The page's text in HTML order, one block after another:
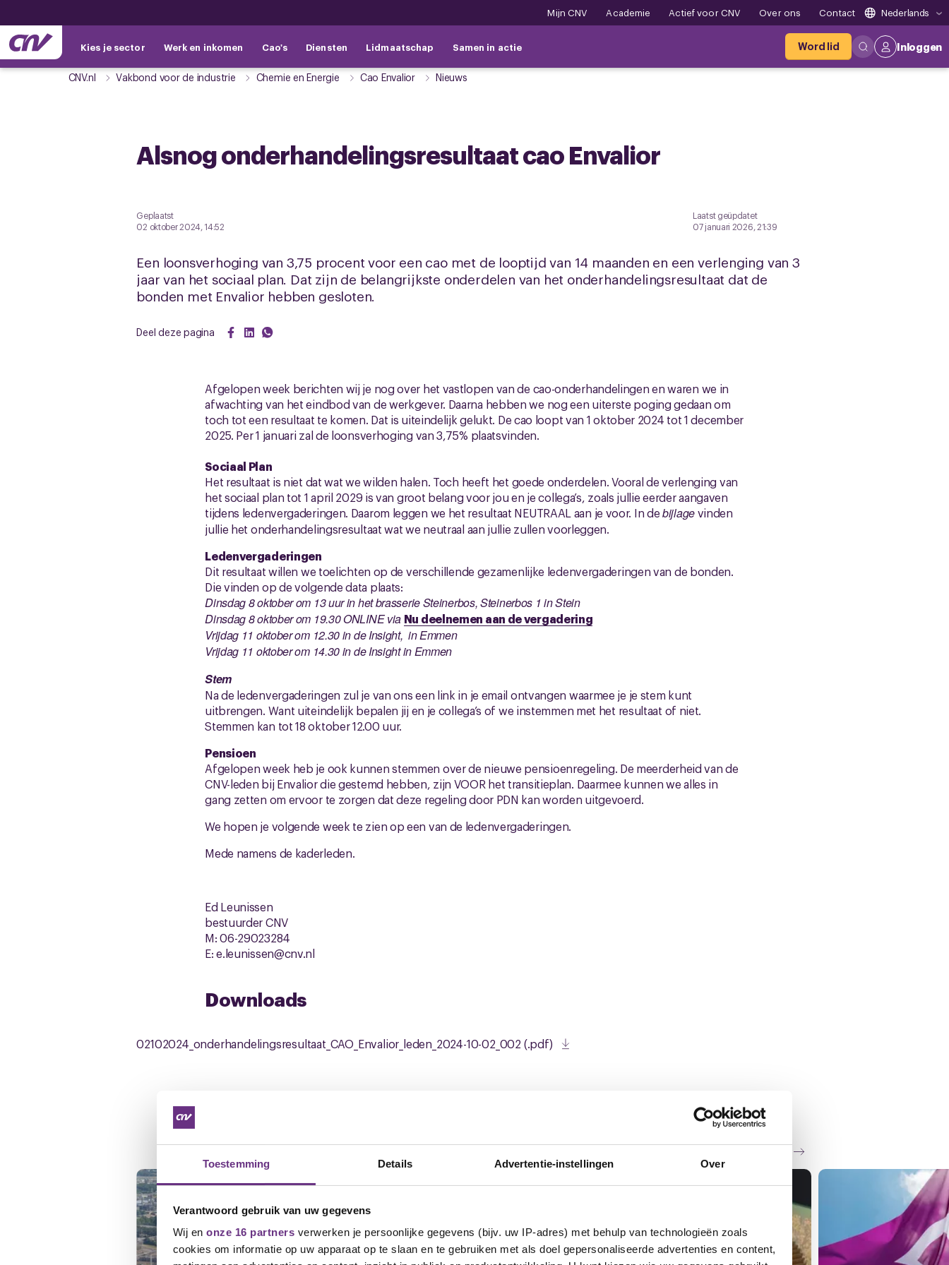
Toestemming Details Advertentie-instellingen Over
Verantwoord gebruik van uw gegevens
Wij en onze 16 partners verwerken je persoonlijke gegevens (bijv. uw IP-adres) met behulp van technologieën zoals
cookies om informatie op uw apparaat op te slaan en te gebruiken met als doel gepersonaliseerde advertenties en content,
Mijn CNV Academie Actief voor CNV Over ons Contact Nederlands
Kies je sector Werk en inkomen Cao's Diensten Lidmaatschap Samen in actie Word lid Inloggen
CNV.nl Vakbond voor de industrie Chemie en Energie Cao Envalior Nieuws
Alsnog onderhandelingsresultaat cao Envalior
Geplaatst
02 oktober 2024, 14:52
Laatst geüpdatet
07 januari 2026, 21:39
Een loonsverhoging van 3,75 procent voor een cao met de looptijd van 14 maanden en een verlenging van 3
jaar van het sociaal plan. Dat zijn de belangrijkste onderdelen van het onderhandelingsresultaat dat de
bonden met Envalior hebben gesloten.
Deel deze pagina
Afgelopen week berichten wij je nog over het vastlopen van de cao-onderhandelingen en waren we in
afwachting van het eindbod van de werkgever. Daarna hebben we nog een uiterste poging gedaan om
toch tot een resultaat te komen. Dat is uiteindelijk gelukt. De cao loopt van 1 oktober 2024 tot 1 december
2025. Per 1 januari zal de loonsverhoging van 3,75% plaatsvinden.
Sociaal Plan
Het resultaat is niet dat wat we wilden halen. Toch heeft het goede onderdelen. Vooral de verlenging van
het sociaal plan tot 1 april 2029 is van groot belang voor jou en je collega’s, zoals jullie eerder aangaven
tijdens ledenvergaderingen. Daarom leggen we het resultaat NEUTRAAL aan je voor. In debijlagevinden
jullie het onderhandelingsresultaat wat we neutraal aan jullie zullen voorleggen.
Ledenvergaderingen
Dit resultaat willen we toelichten op de verschillende gezamenlijke ledenvergaderingen van de bonden.
Die vinden op de volgende data plaats:
Dinsdag 8 oktober om 13 uur in het brasserie Steinerbos, Steinerbos 1 in Stein
Dinsdag 8 oktober om 19.30 ONLINE via Nu deelnemen aan de vergadering
Vrijdag 11 oktober om 12.30 in de Insight, in Emmen
Vrijdag 11 oktober om 14.30 in de Insight in Emmen
Stem
Na de ledenvergaderingen zul je van ons een link in je email ontvangen waarmee je je stem kunt
uitbrengen. Want uiteindelijk bepalen jij en je collega’s of we instemmen met het resultaat of niet.
Stemmen kan tot 18 oktober 12.00 uur.
Pensioen
Afgelopen week heb je ook kunnen stemmen over de nieuwe pensioenregeling. De meerderheid van de
CNV-leden bij Envalior die gestemd hebben, zijn VOOR het transitieplan. Daarmee kunnen we alles in
gang zetten om ervoor te zorgen dat deze regeling door PDN kan worden uitgevoerd.
We hopen je volgende week te zien op een van de ledenvergaderingen.
Mede namens de kaderleden.
Ed Leunissen
bestuurder CNV
M: 06-29023284
E: e.leunissen@cnv.nl
Downloads
02102024_onderhandelingsresultaat_CAO_Envalior_leden_2024-10-02_002 (.pdf)
Zie al het nieuws